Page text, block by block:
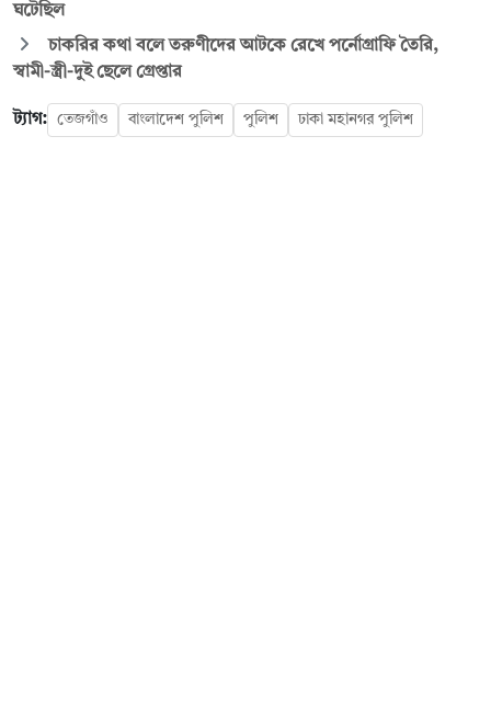
ঘটেছিল
চাকরির কথা বলে তরুণীদের আটকে রেখে পর্নোগ্রাফি তৈরি,
স্বামী-স্ত্রী-দুই ছেলে গ্রেপ্তার
ট্যাগ: তেজগাঁও বাংলাদেশ পুলিশ পুলিশ ঢাকা মহানগর পুলিশ